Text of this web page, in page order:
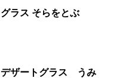
ノラネコぐんだん グラス そらをとぶ
ノラネコぐんだん デザートグラス うみ